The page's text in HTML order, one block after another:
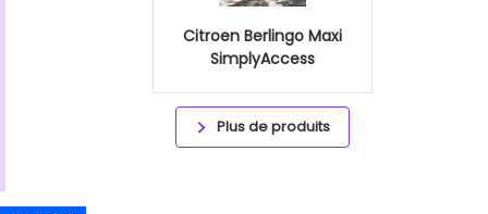
Citroen Berlingo Maxi
SimplyAccess
Plus de produits